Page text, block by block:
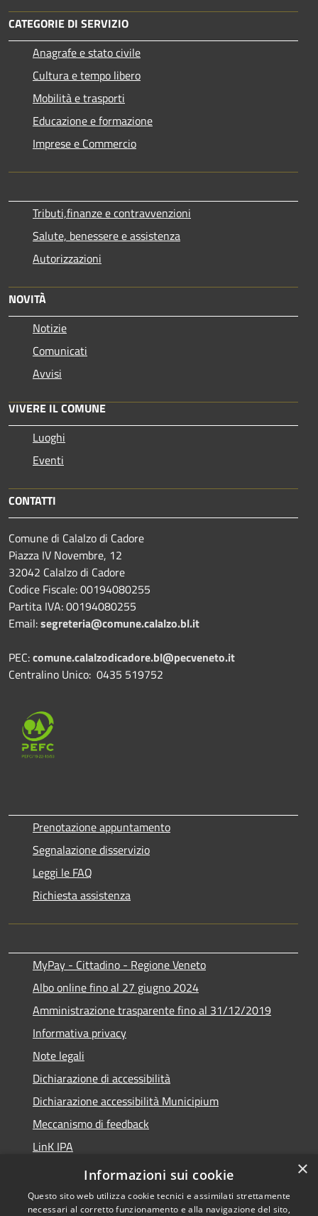
CATEGORIE DI SERVIZIO
Anagrafe e stato civile
Cultura e tempo libero
Mobilità e trasporti
Educazione e formazione
Imprese e Commercio
Tributi,finanze e contravvenzioni
Salute, benessere e assistenza
Autorizzazioni
NOVITÀ
Notizie
Comunicati
Avvisi
VIVERE IL COMUNE
Luoghi
Eventi
CONTATTI
Comune di Calalzo di Cadore
Piazza IV Novembre, 12
32042 Calalzo di Cadore
Codice Fiscale: 00194080255
Partita IVA: 00194080255
Email:segreteria@comune.calalzo.bl.it
PEC:comune.calalzodicadore.bl@pecveneto.it
Centralino Unico: 0435 519752
Prenotazione appuntamento
Segnalazione disservizio
Leggi le FAQ
Richiesta assistenza
MyPay - Cittadino - Regione Veneto
Albo online fino al 27 giugno 2024
Amministrazione trasparente fino al 31/12/2019
Informativa privacy
Note legali
Dichiarazione di accessibilità
Dichiarazione accessibilità Municipium
Meccanismo di feedback
LinK IPA
Social media policy
×
Informazioni sui cookie
Questo sito web utilizza cookie tecnici e assimilati strettamente
necessari al corretto funzionamento e alla navigazione del sito,